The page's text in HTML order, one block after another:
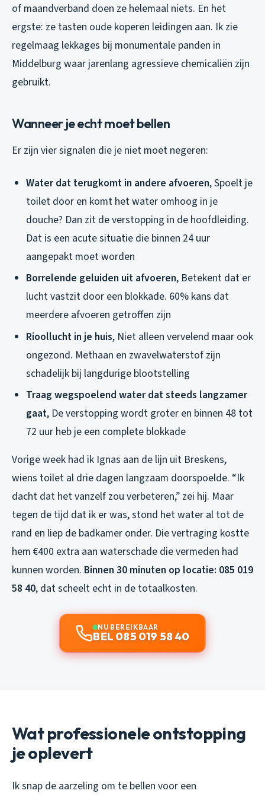
of maandverband doen ze helemaal niets. En het
ergste: ze tasten oude koperen leidingen aan. Ik zie
regelmaag lekkages bij monumentale panden in
Middelburg waar jarenlang agressieve chemicaliën zijn
gebruikt.
Wanneer je echt moet bellen
Er zijn vier signalen die je niet moet negeren:
Water dat terugkomt in andere afvoeren, Spoelt je
toilet door en komt het water omhoog in je
douche? Dan zit de verstopping in de hoofdleiding.
Dat is een acute situatie die binnen 24 uur
aangepakt moet worden
Borrelende geluiden uit afvoeren, Betekent dat er
lucht vastzit door een blokkade. 60% kans dat
meerdere afvoeren getroffen zijn
Rioollucht in je huis, Niet alleen vervelend maar ook
ongezond. Methaan en zwavelwaterstof zijn
schadelijk bij langdurige blootstelling
Traag wegspoelend water dat steeds langzamer
gaat, De verstopping wordt groter en binnen 48 tot
72 uur heb je een complete blokkade
Vorige week had ik Ignas aan de lijn uit Breskens,
wiens toilet al drie dagen langzaam doorspoelde. “Ik
dacht dat het vanzelf zou verbeteren,” zei hij. Maar
tegen de tijd dat ik er was, stond het water al tot de
rand en liep de badkamer onder. Die vertraging kostte
hem €400 extra aan waterschade die vermeden had
kunnen worden. Binnen 30 minuten op locatie: 085 019
58 40, dat scheelt echt in de totaalkosten.
NU BEREIKBAAR
BEL 085 019 58 40
Wat professionele ontstopping
je oplevert
Ik snap de aarzeling om te bellen voor een